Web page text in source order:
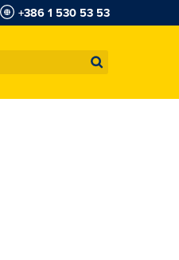
+386 1 530 53 53